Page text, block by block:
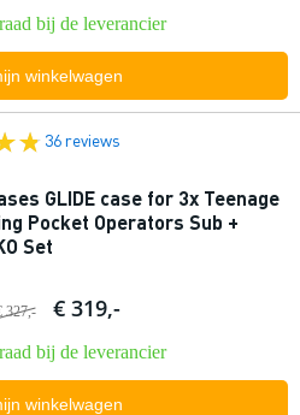
bij de leverancier
winkelwagen
36 reviews
GLIDE case for 3x Teenage
Pocket Operators Sub +
Set
327,- € 319,-
bij de leverancier
winkelwagen